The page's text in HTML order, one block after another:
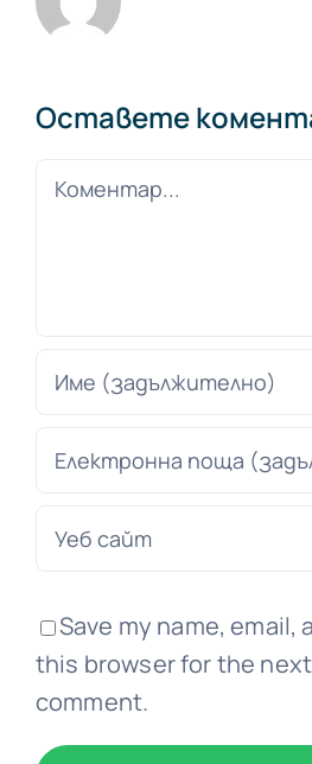
Оставете
Comment
Save my name, email,
this browser for the
comment.